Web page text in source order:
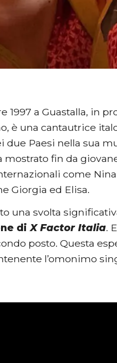
1997 a Guastalla, in
è una cantautrice
Paesi nella sua
mostrato fin da
come
Giorgia ed Elisa.
una svolta
diX Factor Italia.
posto. Questa
l’omonimo